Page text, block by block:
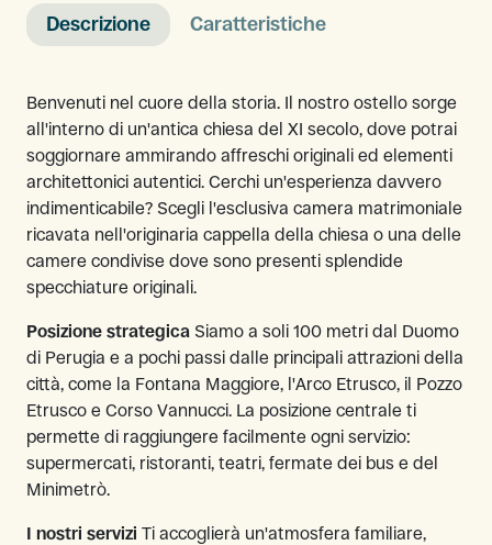
Descrizione Caratteristiche
Benvenuti nel cuore della storia. Il nostro ostello sorge
all'interno di un'antica chiesa del XI secolo, dove potrai
soggiornare ammirando affreschi originali ed elementi
architettonici autentici. Cerchi un'esperienza davvero
indimenticabile? Scegli l'esclusiva camera matrimoniale
ricavata nell'originaria cappella della chiesa o una delle
camere condivise dove sono presenti splendide
specchiature originali.
Posizione strategica Siamo a soli 100 metri dal Duomo
di Perugia e a pochi passi dalle principali attrazioni della
città, come la Fontana Maggiore, l'Arco Etrusco, il Pozzo
Etrusco e Corso Vannucci. La posizione centrale ti
permette di raggiungere facilmente ogni servizio:
supermercati, ristoranti, teatri, fermate dei bus e del
Minimetrò.
I nostri servizi Ti accoglierà un'atmosfera familiare,